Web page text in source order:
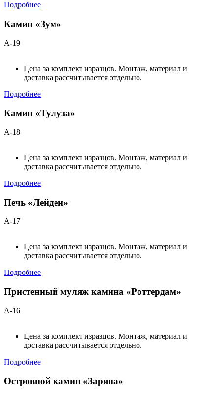
Подробнее
Камин «Зум»
А-19
Цена за комплект изразцов. Монтаж, материал и
доставка рассчитывается отдельно.
Подробнее
Камин «Тулуза»
А-18
Цена за комплект изразцов. Монтаж, материал и
доставка рассчитывается отдельно.
Подробнее
Печь «Лейден»
А-17
Цена за комплект изразцов. Монтаж, материал и
доставка рассчитывается отдельно.
Подробнее
Пристенный муляж камина «Роттердам»
А-16
Цена за комплект изразцов. Монтаж, материал и
доставка рассчитывается отдельно.
Подробнее
Островной камин «Заряна»